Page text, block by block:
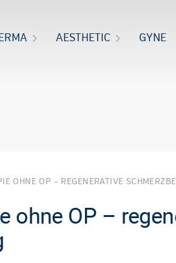
AESTHETIC GYNE
OHNE OP – REGENERATIVE
ohne OP –